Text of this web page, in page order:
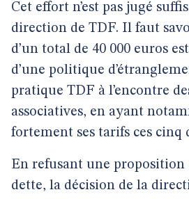
Cet effort n’est pas jugé
direction de TDF. Il faut
d’un total de 40 000 euros
d’une politique
pratique TDF à l’encontre
associatives, en ayant
fortement ses tarifs ces cinq
En refusant une proposition
dette, la décision de la